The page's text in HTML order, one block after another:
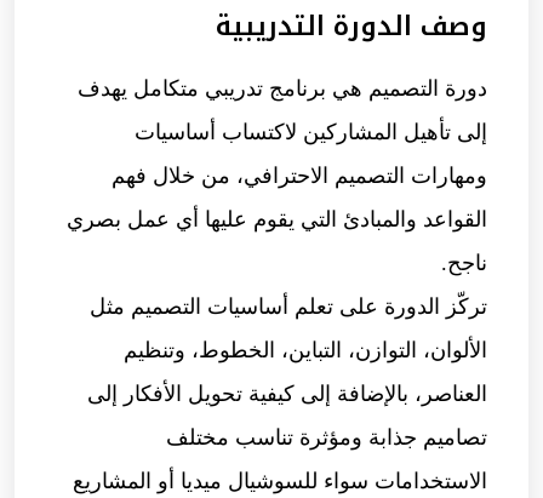
وصف الدورة التدريبية
دورة التصميم هي برنامج تدريبي متكامل يهدف
إلى تأهيل المشاركين لاكتساب أساسيات
ومهارات التصميم الاحترافي، من خلال فهم
القواعد والمبادئ التي يقوم عليها أي عمل بصري
ناجح.
تركّز الدورة على تعلم أساسيات التصميم مثل
الألوان، التوازن، التباين، الخطوط، وتنظيم
العناصر، بالإضافة إلى كيفية تحويل الأفكار إلى
تصاميم جذابة ومؤثرة تناسب مختلف
الاستخدامات سواء للسوشيال ميديا أو المشاريع